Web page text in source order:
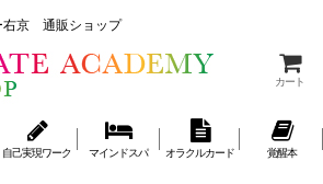
右京 通販ショップ
カート
自己実現ワーク マインドスパ オラクルカード 覚醒本